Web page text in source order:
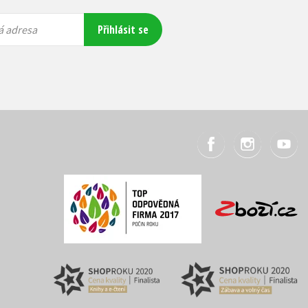
adresa Přihlásit se